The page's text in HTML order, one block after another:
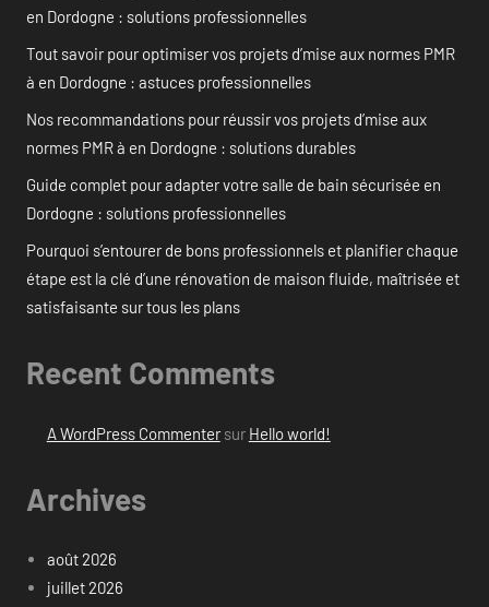
en Dordogne : solutions professionnelles
Tout savoir pour optimiser vos projets d’mise aux normes PMR
à en Dordogne : astuces professionnelles
Nos recommandations pour réussir vos projets d’mise aux
normes PMR à en Dordogne : solutions durables
Guide complet pour adapter votre salle de bain sécurisée en
Dordogne : solutions professionnelles
Pourquoi s’entourer de bons professionnels et planifier chaque
étape est la clé d’une rénovation de maison fluide, maîtrisée et
satisfaisante sur tous les plans
Recent Comments
A WordPress Commentersur Hello world!
Archives
août 2026
juillet 2026